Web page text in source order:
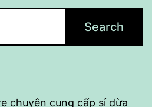
chuyên cung cấp sỉ dừa